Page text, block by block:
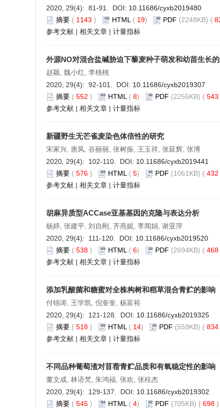
2020, 29(4): 81-91. DOI: 10.11686/cyxb2019480
摘要 ( 1143 ) HTML ( 19) PDF (2248KB) (
参考文献 | 相关文章 | 计量指标
外源NO对混合盐碱胁迫下藜麦种子萌发和幼苗生长
赵颖, 魏小红, 李桃桃
2020, 29(4): 92-101. DOI: 10.11686/cyxb2019307
摘要 ( 552 ) HTML ( 8) PDF (2255KB) ( 543
参考文献 | 相关文章 | 计量指标
新疆野生无芒雀麦染色体倍性的研究
宋家兴, 唐凤, 谷丽丽, 张树振, 王玉祥, 张延辉, 张博
2020, 29(4): 102-110. DOI: 10.11686/cyxb2019441
摘要 ( 576 ) HTML ( 5) PDF (1061KB) ( 432
参考文献 | 相关文章 | 计量指标
胡麻异质型ACCase亚基基因的克隆与表达分析
杨婷, 张建平, 刘自刚, 齐燕妮, 李闻娟, 谢亚萍
2020, 29(4): 111-120. DOI: 10.11686/cyxb2019520
摘要 ( 538 ) HTML ( 6) PDF (2694KB) ( 468
参考文献 | 相关文章 | 计量指标
添加乳酸菌和糖蜜对全株构树和稻草混合青贮的影响
付锦涛, 王学凯, 倪奎奎, 杨富裕
2020, 29(4): 121-128. DOI: 10.11686/cyxb2019325
摘要 ( 518 ) HTML ( 14) PDF (559KB) ( 834
参考文献 | 相关文章 | 计量指标
不同品种葡萄渣对苜蓿青贮品质和有氧稳定性的影响
董文成, 林语梵, 朱鸿福, 张欢, 张桂杰
2020, 29(4): 129-137. DOI: 10.11686/cyxb2019302
摘要 ( 545 ) HTML ( 4) PDF (705KB) ( 698 )